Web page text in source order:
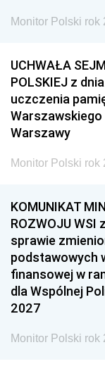
Monitor Polski rok
UCHWAŁA
POLSKIEJ z
uczczenia
Warszawy
Monitor Polski rok
KOMUNIKAT
ROZWOJU WSI
sprawie
podstawowych
finansowej w
dla Wspólnej
2027
Monitor Polski rok